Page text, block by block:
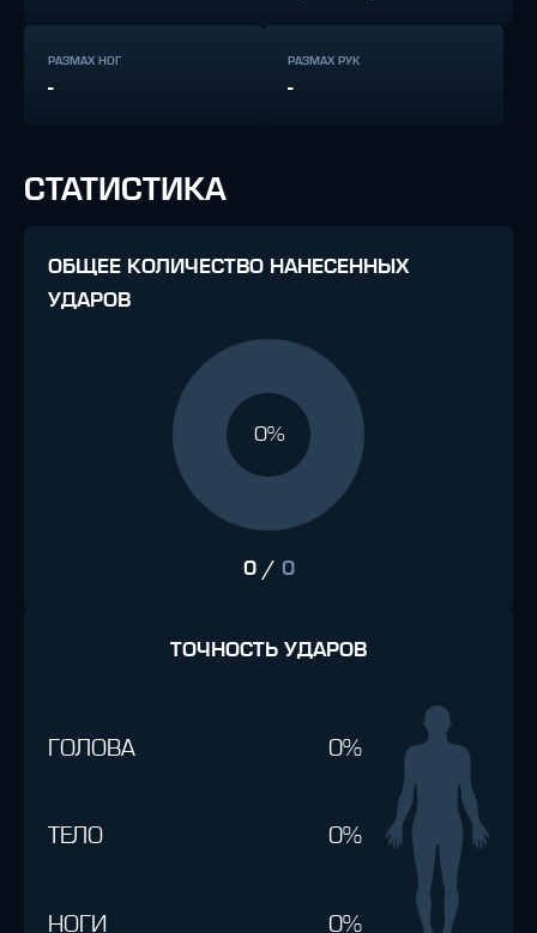
РАЗМАХ НОГ
-
РАЗМАХ РУК
-
СТАТИСТИКА
ОБЩЕЕ КОЛИЧЕСТВО НАНЕСЕННЫХ
УДАРОВ
0%
0/ 0
ТОЧНОСТЬ УДАРОВ
ГОЛОВА 0%
ТЕЛО 0%
НОГИ 0%